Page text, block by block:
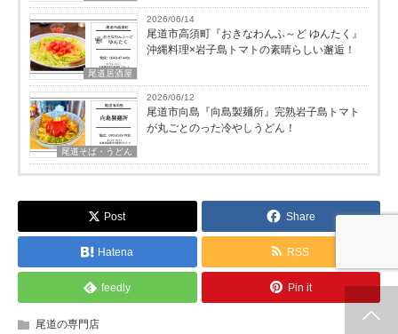
尾道居酒屋
2026/06/14
尾道市高須町『おきなわんふ～ど ゆんたく』
沖縄料理×岩子島トマトの素晴らしい邂逅！
尾道そば・うどん
2026/06/12
尾道市向島『向島製麺所』完熟岩子島トマト
が丸ごとのった冷やしうどん！
Post Share
Hatena RSS
feedly Pin it
尾道の専門店
ホーム お問合せ